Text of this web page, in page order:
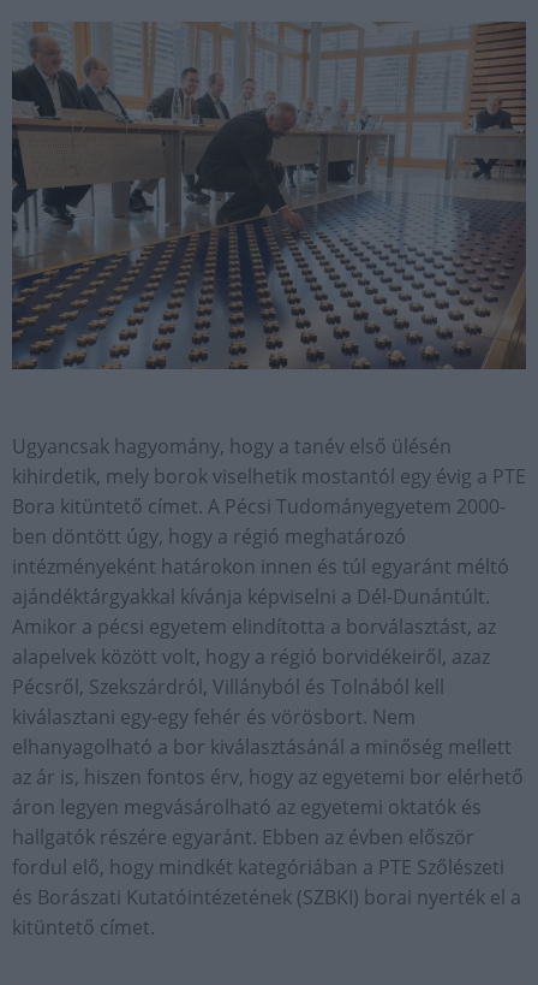
Ugyancsak hagyomány, hogy a tanév első ülésén
kihirdetik, mely borok viselhetik mostantól egy évig a PTE
Bora kitüntető címet. A Pécsi Tudományegyetem 2000-
ben döntött úgy, hogy a régió meghatározó
intézményeként határokon innen és túl egyaránt méltó
ajándéktárgyakkal kívánja képviselni a Dél-Dunántúlt.
Amikor a pécsi egyetem elindította a borválasztást, az
alapelvek között volt, hogy a régió borvidékeiről, azaz
Pécsről, Szekszárdról, Villányból és Tolnából kell
kiválasztani egy-egy fehér és vörösbort. Nem
elhanyagolható a bor kiválasztásánál a minőség mellett
az ár is, hiszen fontos érv, hogy az egyetemi bor elérhető
áron legyen megvásárolható az egyetemi oktatók és
hallgatók részére egyaránt. Ebben az évben először
fordul elő, hogy mindkét kategóriában a PTE Szőlészeti
és Borászati Kutatóintézetének (SZBKI) borai nyerték el a
kitüntető címet.